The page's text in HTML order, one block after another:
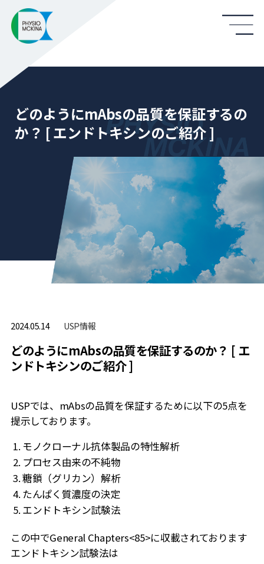
どのようにmAbsの品質を保証するの
か？ [ エンドトキシンのご紹介 ]
2024.05.14 USP情報
どのようにmAbsの品質を保証するのか？ [ エ
ンドトキシンのご紹介 ]
USPでは、mAbsの品質を保証するために以下の5点を
提示しております。
モノクローナル抗体製品の特性解析
プロセス由来の不純物
糖鎖（グリカン）解析
たんぱく質濃度の決定
エンドトキシン試験法
この中でGeneral Chapters<85>に収載されております
エンドトキシン試験法は